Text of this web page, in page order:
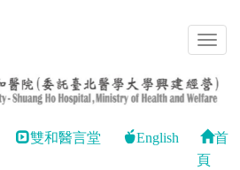
雙和醫言堂 English
首
頁